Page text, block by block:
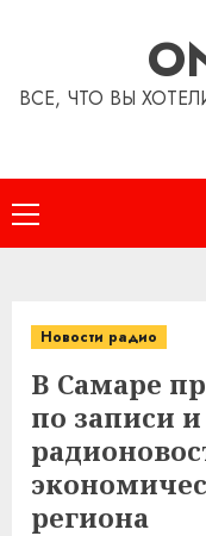
ВСЕ, ЧТО ВЫ
Основное
меню
Новости радио
В Самаре
по записи
региона